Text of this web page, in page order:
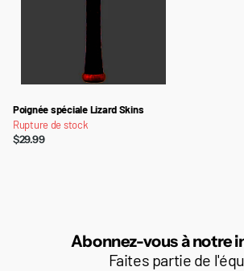
Poignée spéciale Lizard Skins
Rupture de stock
$29.99
Abonnez-vous à notre
Faites partie de